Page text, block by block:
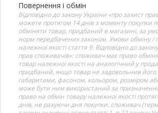
Повернення і обмін
Відповідно до закону України «про захист
можете протягом 14 днів з моменту покупки
обміняти товар, придбаний в магазині, за
норм передбачених законом. Умови обміну /
належної якості стаття 9. Відповідно до
прав споживачів»: споживач має право
товар належної якості на аналогічний у
придбаний, якщо товар не задовольнив
габаритами, фасоном, кольором, розміром
може бути ним використаний за
право на обмін товару належної якості
днів, не рахуючи дня покупки. споживач